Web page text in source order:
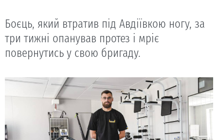
Боєць, який втратив під Авдіївкою ногу, за
три тижні опанував протез і мріє
повернутись у свою бригаду.